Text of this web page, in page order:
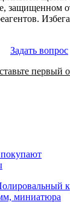
защищенном
Задать вопрос
первый